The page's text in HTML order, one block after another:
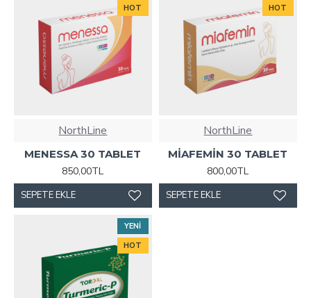
HOT
NorthLine
MENESSA 30 TABLET
850,00TL
SEPETE EKLE
HOT
NorthLine
MİAFEMİN 30 TABLET
800,00TL
SEPETE EKLE
YENI
HOT